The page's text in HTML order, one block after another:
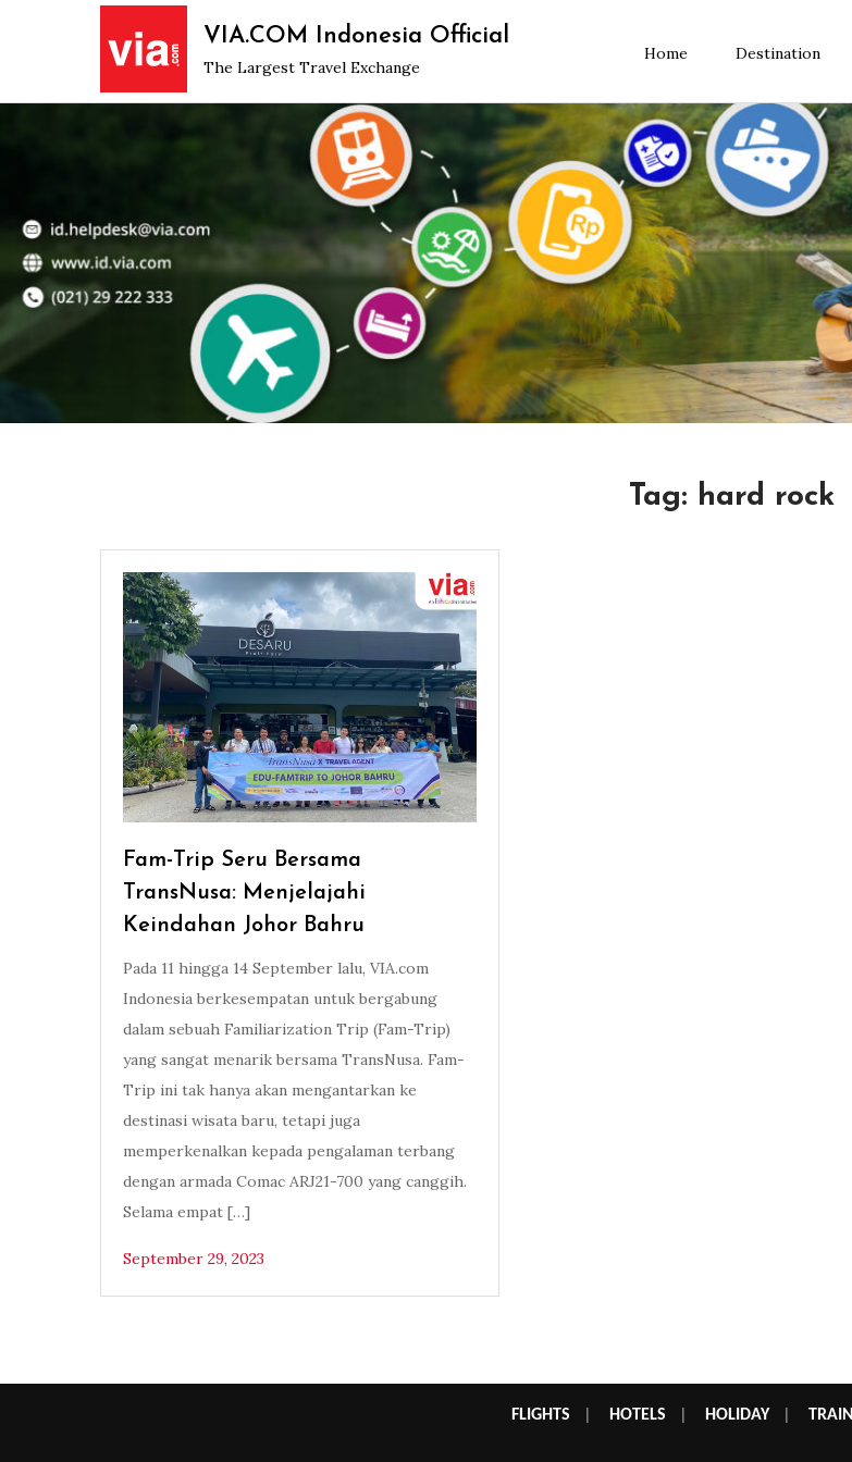
VIA.COM Indonesia Official
The Largest Travel Exchange
Home Destination
Tag: hard rock
Fam-Trip Seru Bersama
TransNusa: Menjelajahi
Keindahan Johor Bahru
Pada 11 hingga 14 September lalu, VIA.com
Indonesia berkesempatan untuk bergabung
dalam sebuah Familiarization Trip (Fam-Trip)
yang sangat menarik bersama TransNusa. Fam-
Trip ini tak hanya akan mengantarkan ke
destinasi wisata baru, tetapi juga
memperkenalkan kepada pengalaman terbang
dengan armada Comac ARJ21-700 yang canggih.
Selama empat […]
September 29, 2023
FLIGHTS HOTELS HOLIDAY| TRAIN